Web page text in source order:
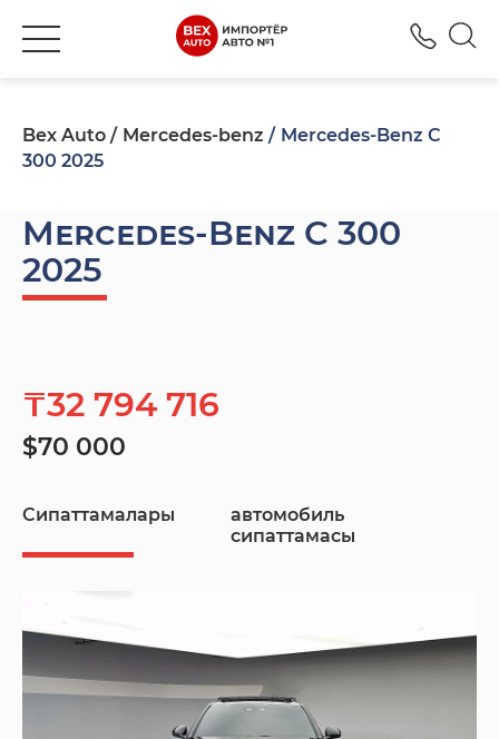
Bex Auto Mercedes-benz
Mercedes-Benz C
300 2025
Mercedes-Benz C 300
2025
₸32 794 716
$70 000
Сипаттамалары
автомобиль
сипаттамасы